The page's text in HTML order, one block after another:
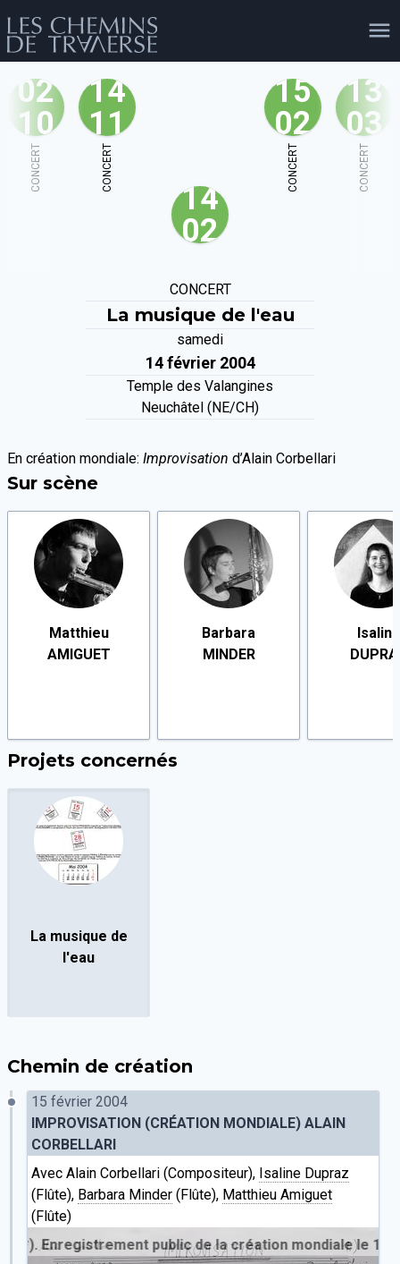
agenda personnes shop
facebook
02
10
CONCERT
14
11
CONCERT
14
02
15
02
CONCERT
13
03
CONCERT
CONCERT
La musique de l'eau
samedi
14 février 2004
Temple des Valangines
Neuchâtel (NE/CH)
En création mondiale: Improvisation d’Alain Corbellari
Sur scène
Matthieu
AMIGUET
Barbara
MINDER
Isaline
Projets concernés
La musique de
l'eau
Chemin de création
15 février 2004
IMPROVISATION (CRÉATION MONDIALE) ALAIN
CORBELLARI
Avec Alain Corbellari (Compositeur), Isaline Dupraz
(Flûte), Barbara Minder (Flûte), Matthieu Amiguet
(Flûte)
Enregistrement public de la création mondiale le 14